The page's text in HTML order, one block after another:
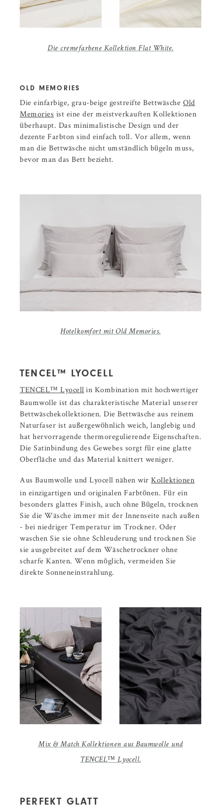
Die cremefarbene Kollektion Flat White.
OLD MEMORIES
Die einfarbige, grau-beige gestreifte Bettwäsche Old
Memories ist eine der meistverkauften Kollektionen
überhaupt. Das minimalistische Design und der
dezente Farbton sind einfach toll. Vor allem, wenn
man die Bettwäsche nicht umständlich bügeln muss,
bevor man das Bett bezieht.
Hotelkomfort mit Old Memories.
TENCEL™ LYOCELL
TENCEL™ Lyocellin Kombination mit hochwertiger
Baumwolle ist das charakteristische Material unserer
Bettwäschekollektionen. Die Bettwäsche aus reinem
Naturfaser ist außergewöhnlich weich, langlebig und
hat hervorragende thermoregulierende Eigenschaften.
Die Satinbindung des Gewebes sorgt für eine glatte
Oberfläche und das Material knittert weniger.
Aus Baumwolle und Lyocell nähen wirKollektionen
in einzigartigen und originalen Farbtönen. Für ein
besonders glattes Finish, auch ohne Bügeln, trocknen
Sie die Wäsche immer mit der Innenseite nach außen
- bei niedriger Temperatur im Trockner. Oder
waschen Sie sie ohne Schleuderung und trocknen Sie
sie ausgebreitet auf dem Wäschetrockner ohne
scharfe Kanten. Wenn möglich, vermeiden Sie
direkte Sonneneinstrahlung.
Mix & Match Kollektionen aus Baumwolle und
TENCEL™ Lyocell.
PERFEKT GLATT